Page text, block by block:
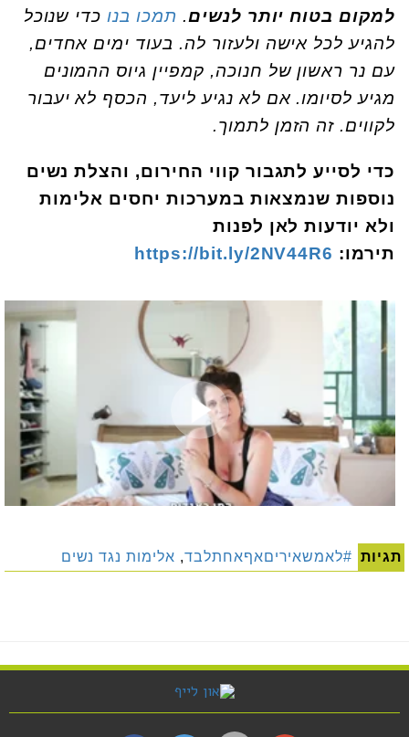
למקום בטוח יותר לנשים. תמכו בנו כדי שנוכל
להגיע לכל אישה ולעזור לה. בעוד ימים אחדים,
עם נר ראשון של חנוכה, קמפיין גיוס ההמונים
מגיע לסיומו. אם לא נגיע ליעד, הכסף לא יעבור
לקווים. זה הזמן לתמוך.
כדי לסייע לתגבור קווי החירום, והצלת נשים
נוספות שנמצאות במערכות יחסים אלימות
ולא יודעות לאן לפנות
תירמו: https://bit.ly/2NV44R6
תגיות #לאמשאיריםאףאחתלבד, אלימות נגד נשים